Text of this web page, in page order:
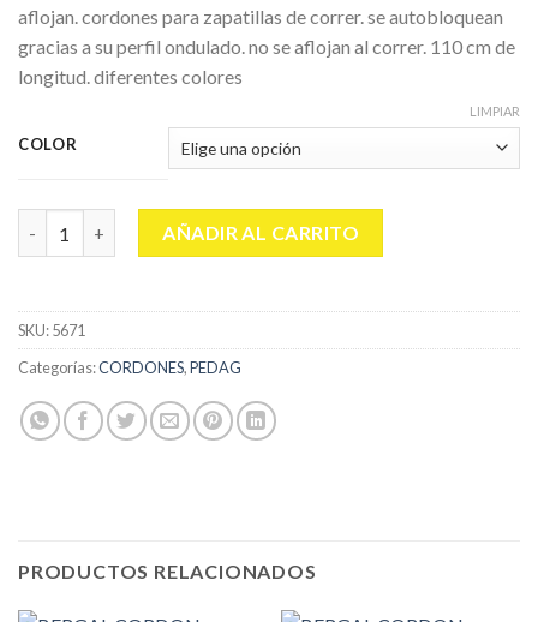
aflojan. cordones para zapatillas de correr. se autobloquean
gracias a su perfil ondulado. no se aflojan al correr. 110 cm de
longitud. diferentes colores
COLOR
LIMPIAR
PEDAG CORDONES DEPORTIVOS 110 CM. (PAR) cantidad
AÑADIR AL CARRITO
SKU:5671
Categorías:CORDONES,PEDAG
PRODUCTOS RELACIONADOS